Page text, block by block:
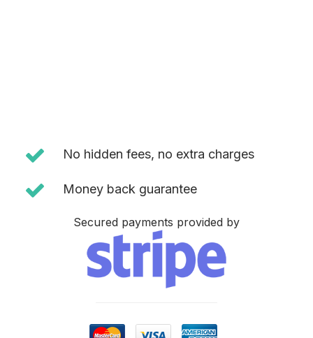
No hidden fees, no extra charges
Money back guarantee
Secured payments provided by